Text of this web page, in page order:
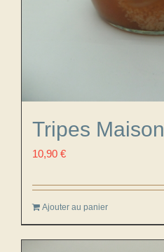
Tripes Maison
10,90 €
Ajouter au panier